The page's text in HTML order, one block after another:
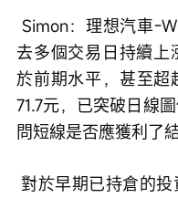
去多個交易日持續上
於前期水平，甚至超
71.7元，已突破日線
問短線是否應獲利了
對於早期已持倉的投資者，可考慮部分獲利了結，